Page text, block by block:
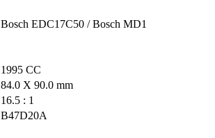
Bosch EDC17C50 / Bosch MD1
1995 CC
84.0 X 90.0 mm
16.5 : 1
B47D20A